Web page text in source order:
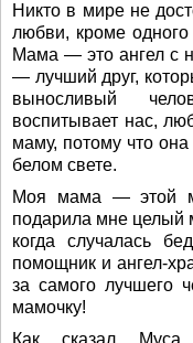
Никто в мире не
любви, кроме
Мама — это ангел с
— лучший друг,
выносливый
воспитывает нас,
маму, потому что
белом свете.
Моя мама — этой
подарила мне целый
когда случалась
помощник и ангел-
за самого лучшего
мамочку!
Как сказал